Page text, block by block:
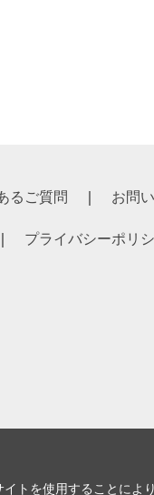
るご質問 お問
プライバシーポリ
トを使用することにより